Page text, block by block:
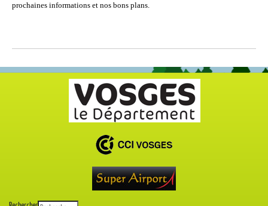
prochaines informations et nos bons plans.